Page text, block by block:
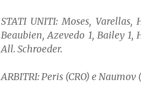
STATI UNITI: Moses,
Beaubien, Azevedo 1, Bailey
All. Schroeder.
ARBITRI: Peris (CRO) e Naumov